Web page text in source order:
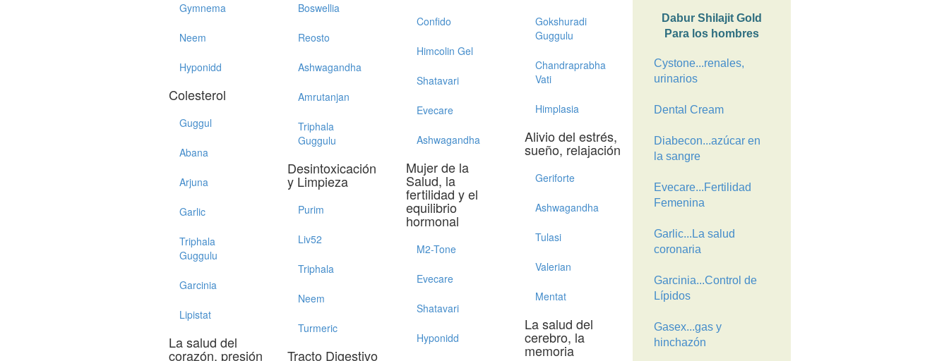
Gymnema
Neem
Hyponidd
Colesterol
Guggul
Abana
Arjuna
Garlic
Triphala
Guggulu
Garcinia
Lipistat
La salud del
corazón, presión
Boswellia
Reosto
Ashwagandha
Amrutanjan
Triphala
Guggulu
Desintoxicación
y Limpieza
Purim
Liv52
Triphala
Neem
Turmeric
Tracto Digestivo
Confido
Himcolin Gel
Shatavari
Evecare
Ashwagandha
Mujer de la
Salud, la
fertilidad y el
equilibrio
hormonal
M2-Tone
Evecare
Shatavari
Hyponidd
Gokshuradi
Guggulu
Chandraprabha
Vati
Himplasia
Alivio del estrés,
sueño, relajación
Geriforte
Ashwagandha
Tulasi
Valerian
Mentat
La salud del
cerebro, la
memoria
Dabur Shilajit Gold
Para los hombres
Cystone...renales,
urinarios
Dental Cream
Diabecon...azúcar en
la sangre
Evecare...Fertilidad
Femenina
Garlic...La salud
coronaria
Garcinia...Control de
Lípidos
Gasex...gas y
hinchazón